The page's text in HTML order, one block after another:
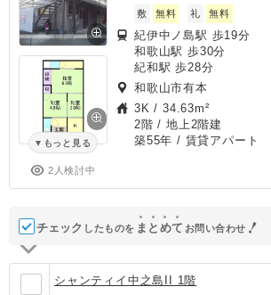
もっと見る
2人検討中
敷
無料 礼 無料
紀伊中ノ島駅 歩19分
和歌山駅 歩30分
紀和駅 歩28分
和歌山市有本
3K /34.63m²
2階 / 地上2階建
築55年 / 賃貸アパート
チェック したものを ま と めて お問い合わせ
シャンティイ中之島II 1階